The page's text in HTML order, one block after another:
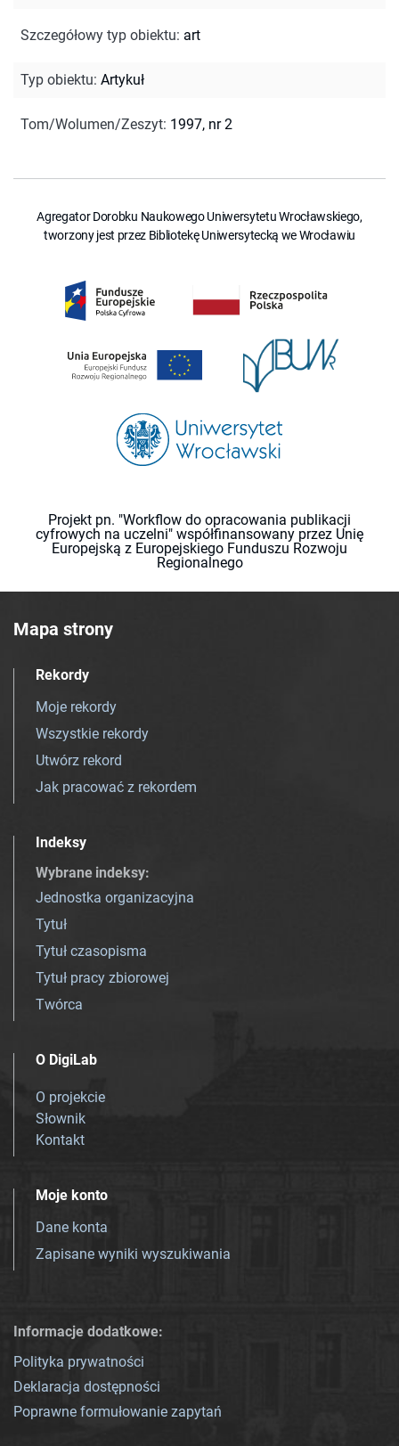
Szczegółowy typ obiektu: art
Typ obiektu: Artykuł
Tom/Wolumen/Zeszyt: 1997, nr 2
Agregator Dorobku Naukowego Uniwersytetu Wrocławskiego,
tworzony jest przez Bibliotekę Uniwersytecką we Wrocławiu
Projekt pn. "Workflow do opracowania publikacji
cyfrowych na uczelni" współfinansowany przez Unię
Europejską z Europejskiego Funduszu Rozwoju
Regionalnego
Mapa strony
Rekordy
Moje rekordy
Wszystkie rekordy
Utwórz rekord
Jak pracować z rekordem
Indeksy
Wybrane indeksy:
Jednostka organizacyjna
Tytuł
Tytuł czasopisma
Tytuł pracy zbiorowej
Twórca
O DigiLab
O projekcie
Słownik
Kontakt
Moje konto
Dane konta
Zapisane wyniki wyszukiwania
Informacje dodatkowe:
Polityka prywatności
Deklaracja dostępności
Poprawne formułowanie zapytań